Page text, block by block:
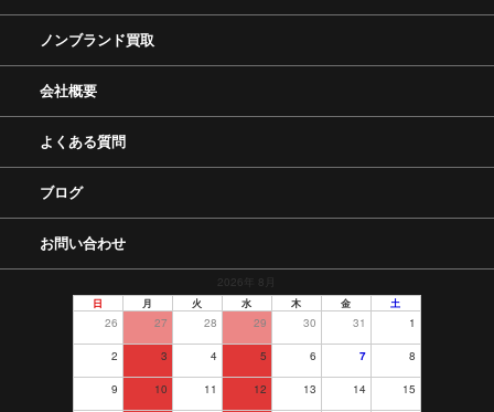
ノンブランド買取
会社概要
よくある質問
ブログ
お問い合わせ
2026年 8月
日 月 火 水 木 金 土
26 27 28 29 30 31 1
2 3 4 5 6 7 8
9 10 11 12 13 14 15